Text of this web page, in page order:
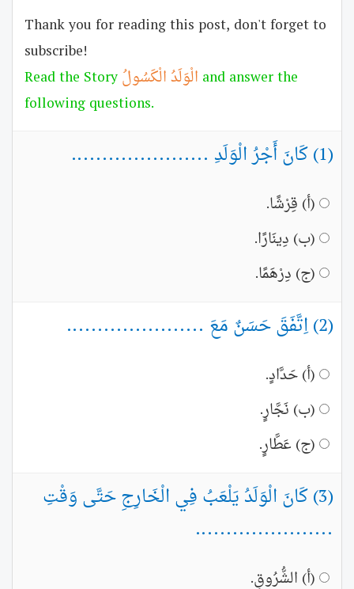
Thank you for reading this post, don't forget to
subscribe!
Read the Storyالْوَلَدُ الْكَسُولُ and answer the
following questions.
(1) كَانَ أَجْرُ الْوَلَدِ ......................
(أ) قِرْشًا.
(ب) دِينَارًا.
(ج) دِرْهَمًا.
(2) اِتَّفَقَ حَسَنٌ مَعَ ......................
(أ) حَدَّادٍ.
(ب) نَجَّارٍ.
(ج) عَطَّارٍ.
(3) كَانَ الْوَلَدُ يَلْعَبُ فِي الْخَارِجِ حَتَّى وَقْتِ
......................
(أ) الشُّرُوقِ.